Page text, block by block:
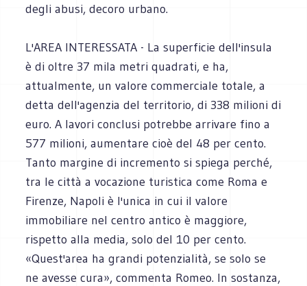
degli abusi, decoro urbano.
L'AREA INTERESSATA - La superficie dell'insula
è di oltre 37 mila metri quadrati, e ha,
attualmente, un valore commerciale totale, a
detta dell'agenzia del territorio, di 338 milioni di
euro. A lavori conclusi potrebbe arrivare fino a
577 milioni, aumentare cioè del 48 per cento.
Tanto margine di incremento si spiega perché,
tra le città a vocazione turistica come Roma e
Firenze, Napoli è l'unica in cui il valore
immobiliare nel centro antico è maggiore,
rispetto alla media, solo del 10 per cento.
«Quest'area ha grandi potenzialità, se solo se
ne avesse cura», commenta Romeo. In sostanza,